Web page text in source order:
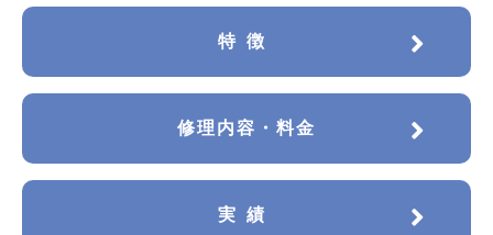
特徴
修理内容・料金
実績